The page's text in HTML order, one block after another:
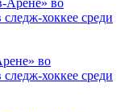
во
хоккее среди